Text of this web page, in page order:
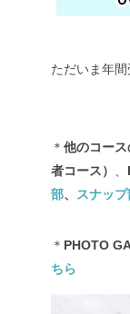
ただいま年間
＊ 他のコー
者コース）
部、 スナップ
＊ PHOTO
ちら